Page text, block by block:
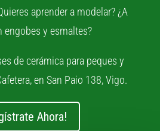
aprender a modelar? ¿A
engobes y esmaltes?
de cerámica para peques y
en San Paio 138, Vigo.
Ahora!